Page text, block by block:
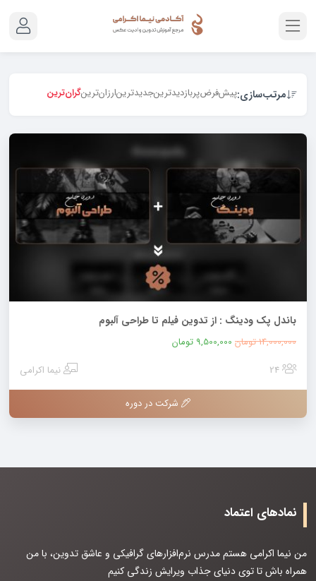
مرتب‌سازی:پیش‌فرضپربازدیدترینجدیدترینارزان‌ترینگران‌ترین
باندل پک ودینگ : از تدوین فیلم تا طراحی آلبوم
14,000,000تومان قیمت
بود.
9,500,000 تومانقیمت
نیما اکرامی
شرکت در دوره
نمادهای اعتماد
من نیما اکرامی هستم مدرس نرم‌افزارهای گرافیکی و عاشق تدوین، با من
همراه باش تا توی دنیای جذاب ویرایش زندگی کنیم